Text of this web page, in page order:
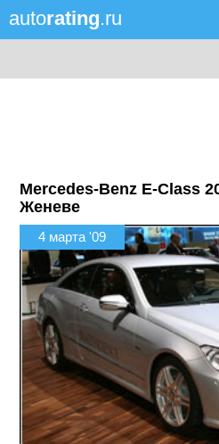
autorating.ru
Mercedes-Benz E-Class
Женеве
4 марта '09